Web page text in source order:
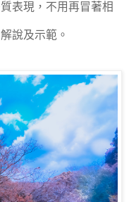
表現，不用再冒著相
說及示範。